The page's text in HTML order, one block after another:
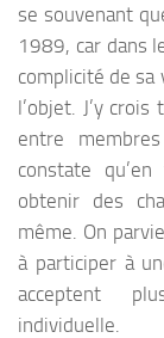
se souvenant
1989, car dans
complicité de
l’objet. J’y
entre
constate
obtenir des
même. On
à participer à
acceptent
individuelle.